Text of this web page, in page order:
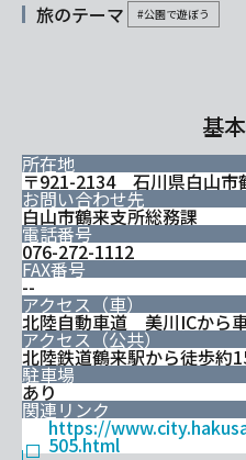
旅のテーマ #公園で遊ぼう
基
所在地
〒921-2134 石川県白山市
お問い合わせ先
白山市鶴来支所総務課
電話番号
076-272-1112
FAX番号
--
アクセス（車）
北陸自動車道 美川ICから
アクセス（公共）
北陸鉄道鶴来駅から徒歩約
駐車場
あり
関連リンク
https://
505.html